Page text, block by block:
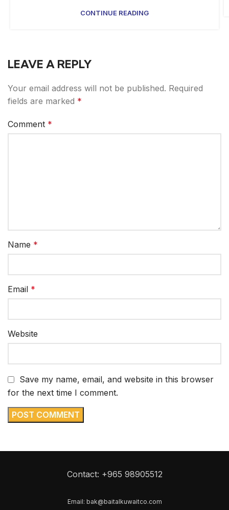
CONTINUE READING
LEAVE A REPLY
Your email address will not be published. Required
fields are marked *
Comment *
Name *
Email *
Website
Save my name, email, and website in this browser
for the next time I comment.
Contact: +965 98905512
Email: bak@baitalkuwaitco.com